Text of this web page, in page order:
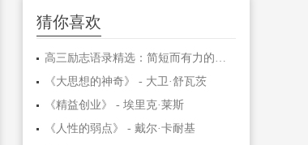
猜你喜欢
高三励志语录精选：简短而有力的激励句子
《大思想的神奇》 - 大卫·舒瓦茨
《精益创业》 - 埃里克·莱斯
《人性的弱点》 - 戴尔·卡耐基